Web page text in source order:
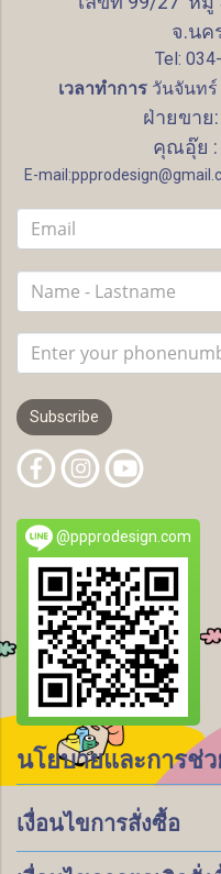
จ.นค
Tel:
เวลาทำการวันจันทร์
ฝ่ายขาย
คุณอุ๊ย :
E-
Subscribe
@ppprodesign.com
นโยบายและการช่ว
เงื่อนไขการสั่งซื้อ